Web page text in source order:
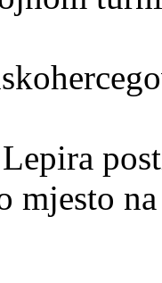
mjesto